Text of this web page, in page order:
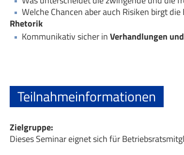
Welche Chancen aber auch Risiken birgt
Rhetorik
Kommunikativ sicher inVerhandlungen
Teilnahmeinformationen
Zielgruppe:
Dieses Seminar eignet sich für